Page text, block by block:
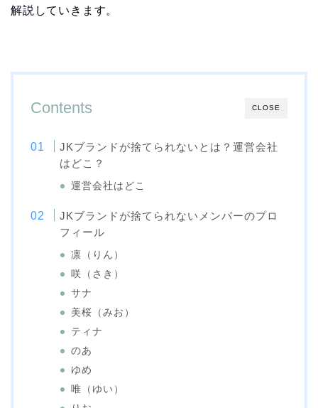
解説していきます。
CLOSE
Contents
JKブランドが捨てられないとは？運営会社
はどこ？
運営会社はどこ
JKブランドが捨てられないメンバーのプロ
フィール
凛（りん）
咲（さき）
サナ
美桜（みお）
ティナ
のあ
ゆめ
唯（ゆい）